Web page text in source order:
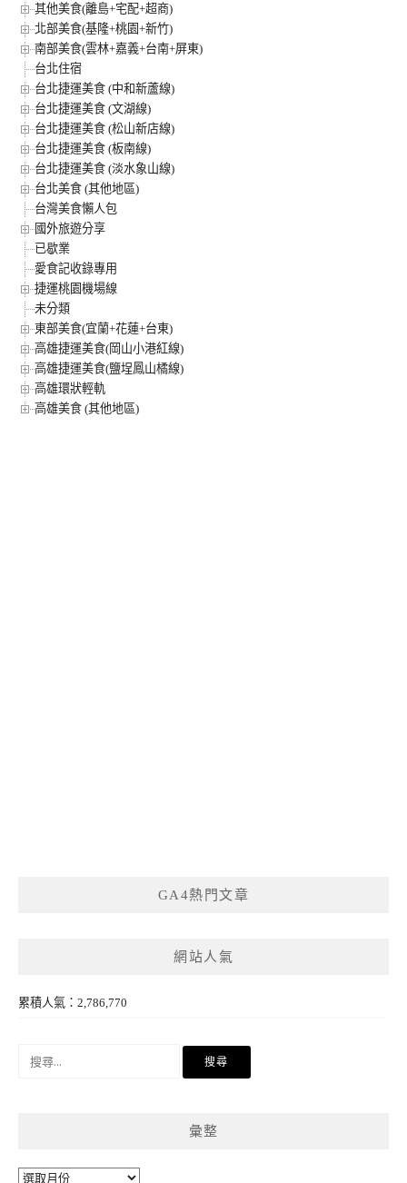
其他美食(離島+宅配+超商)
北部美食(基隆+桃園+新竹)
南部美食(雲林+嘉義+台南+屏東)
台北住宿
台北捷運美食 (中和新蘆線)
台北捷運美食 (文湖線)
台北捷運美食 (松山新店線)
台北捷運美食 (板南線)
台北捷運美食 (淡水象山線)
台北美食 (其他地區)
台灣美食懶人包
國外旅遊分享
已歇業
愛食記收錄專用
捷運桃園機場線
未分類
東部美食(宜蘭+花蓮+台東)
高雄捷運美食(岡山小港紅線)
高雄捷運美食(鹽埕鳳山橘線)
高雄環狀輕軌
高雄美食 (其他地區)
GA4熱門文章
網站人氣
累積人氣：2,786,770
彙整
彙